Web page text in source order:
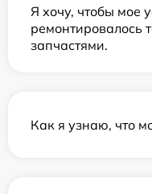
Я хочу, чтобы мое
ремонтировалось
запчастями.
Как я узнаю, что